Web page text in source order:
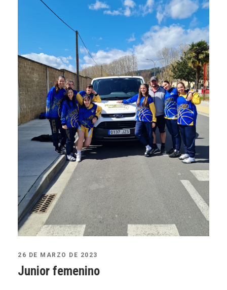
26 DE MARZO DE 2023
Junior femenino